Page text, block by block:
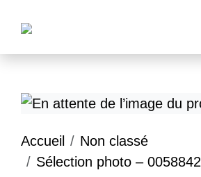
Accueil
Non classé
Sélection photo – 0058842